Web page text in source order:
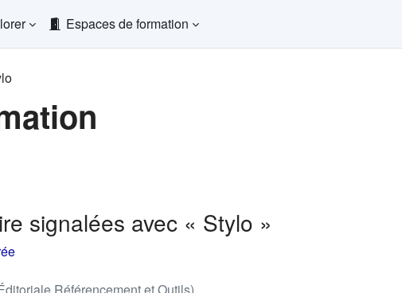
Espaces de formation
signalées avec « Stylo »